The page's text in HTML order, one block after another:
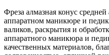
Фреза алмазная конус
аппаратном маникюре и
валиков, раскрытия и
аппаратного маникюра и
качественных материалов,